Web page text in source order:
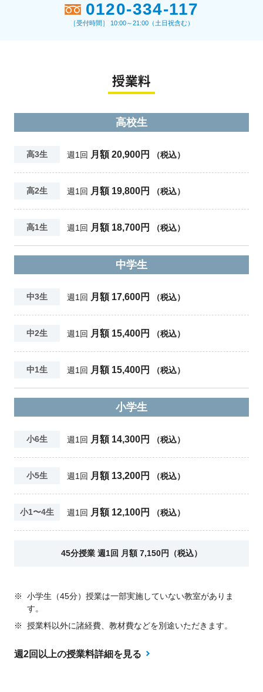
0120-334-117
［受付時間］ 10:00～21:00（土日祝含む）
授業料
高校生
高3生 週1回 月額 20,900円 （税込）
高2生 週1回 月額 19,800円 （税込）
高1生 週1回 月額 18,700円 （税込）
中学生
中3生 週1回 月額 17,600円 （税込）
中2生 週1回 月額 15,400円 （税込）
中1生 週1回 月額 15,400円 （税込）
小学生
小6生 週1回 月額 14,300円 （税込）
小5生 週1回 月額 13,200円 （税込）
小1〜4生 週1回 月額 12,100円 （税込）
45分授業 週1回 月額 7,150円（税込）
※
小学生（45分）授業は一部実施していない教室がありま
す。
※
授業料以外に諸経費、教材費などを別途いただきます。
週2回以上の授業料詳細を見る